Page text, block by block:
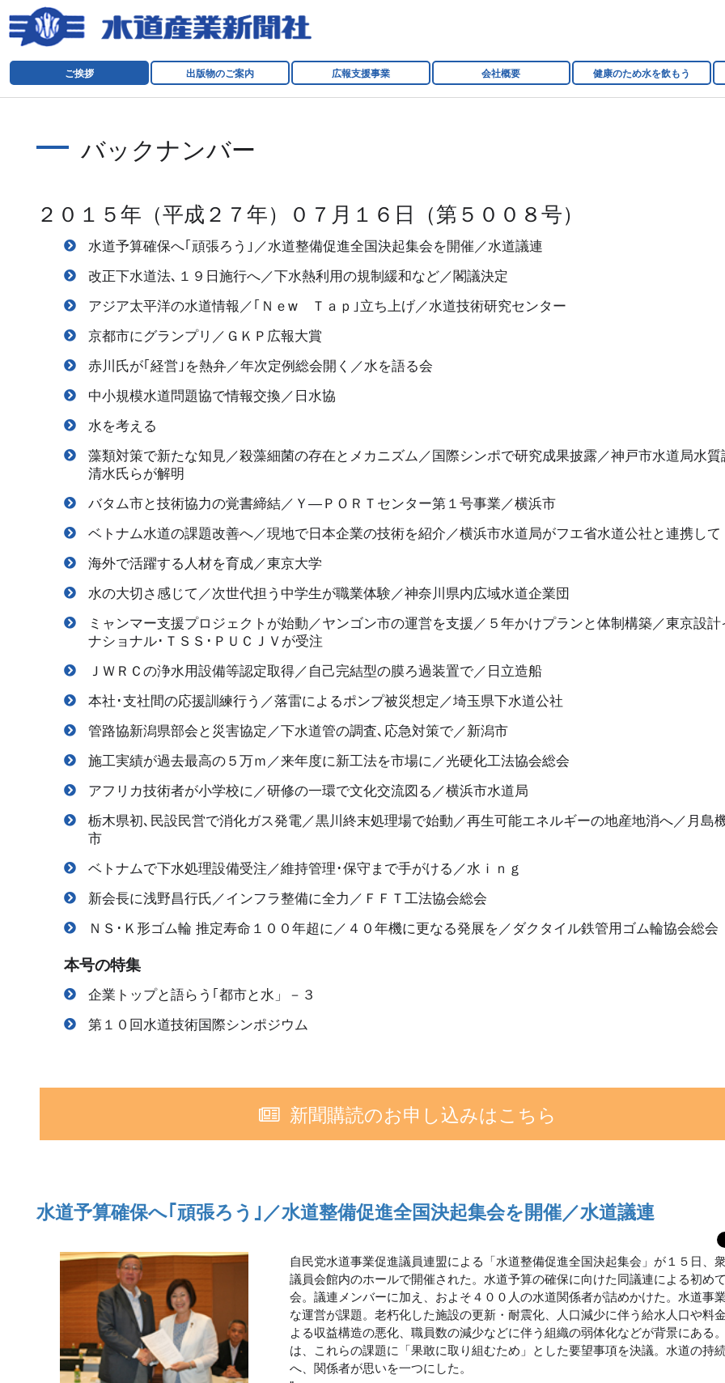
ご挨拶 出版物のご案内 広報支援事業 会社概要 健康のため水を飲もう
バックナンバー
２０１５年（平成２７年）０７月１６日（第５００８号）
水道予算確保へ｢頑張ろう｣／水道整備促進全国決起集会を開催／水道議連
改正下水道法､１９日施行へ／下水熱利用の規制緩和など／閣議決定
アジア太平洋の水道情報／｢Ｎｅw Ｔａｐ｣立ち上げ／水道技術研究センター
京都市にグランプリ／ＧＫＰ広報大賞
赤川氏が｢経営｣を熱弁／年次定例総会開く／水を語る会
中小規模水道問題協で情報交換／日水協
水を考える
藻類対策で新たな知見／殺藻細菌の存在とメカニズム／国際シンポで研究成果披露／神戸市水道局水
清水氏らが解明
バタム市と技術協力の覚書締結／Ｙ―ＰＯＲＴセンター第１号事業／横浜市
ベトナム水道の課題改善へ／現地で日本企業の技術を紹介／横浜市水道局がフエ省水道公社と連携して
海外で活躍する人材を育成／東京大学
水の大切さ感じて／次世代担う中学生が職業体験／神奈川県内広域水道企業団
ミャンマー支援プロジェクトが始動／ヤンゴン市の運営を支援／５年かけプランと体制構築／東京設
ナショナル･ＴＳＳ･ＰＵＣＪＶが受注
ＪＷＲＣの浄水用設備等認定取得／自己完結型の膜ろ過装置で／日立造船
本社･支社間の応援訓練行う／落雷によるポンプ被災想定／埼玉県下水道公社
管路協新潟県部会と災害協定／下水道管の調査､応急対策で／新潟市
施工実績が過去最高の５万ｍ／来年度に新工法を市場に／光硬化工法協会総会
アフリカ技術者が小学校に／研修の一環で文化交流図る／横浜市水道局
栃木県初､民設民営で消化ガス発電／黒川終末処理場で始動／再生可能エネルギーの地産地消へ／月島
市
ベトナムで下水処理設備受注／維持管理･保守まで手がける／水ｉｎｇ
新会長に浅野昌行氏／インフラ整備に全力／ＦＦＴ工法協会総会
ＮＳ･Ｋ形ゴム輪 推定寿命１００年超に／４０年機に更なる発展を／ダクタイル鉄管用ゴム輪協会総会
本号の特集
企業トップと語らう｢都市と水」－３
第１０回水道技術国際シンポジウム
新聞購読のお申し込みはこちら
水道予算確保へ｢頑張ろう｣／水道整備促進全国決起集会を開催／水道議連
自民党水道事業促進議員連盟による「水道整備促進全国決起集会」が１５日、
議員会館内のホールで開催された。水道予算の確保に向けた同議連による初め
会。議連メンバーに加え、およそ４００人の水道関係者が詰めかけた。水道事
な運営が課題。老朽化した施設の更新・耐震化、人口減少に伴う給水人口や料
よる収益構造の悪化、職員数の減少などに伴う組織の弱体化などが背景にある
は、これらの課題に「果敢に取り組むため」とした要望事項を決議。水道の持
へ、関係者が思いを一つにした。